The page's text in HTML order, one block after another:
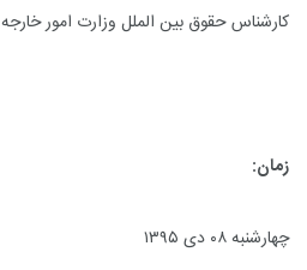
کارشناس حقوق بین الملل وزارت امور خارجه
زمان:
چهارشنبه ۰۸ دی ۱۳۹۵